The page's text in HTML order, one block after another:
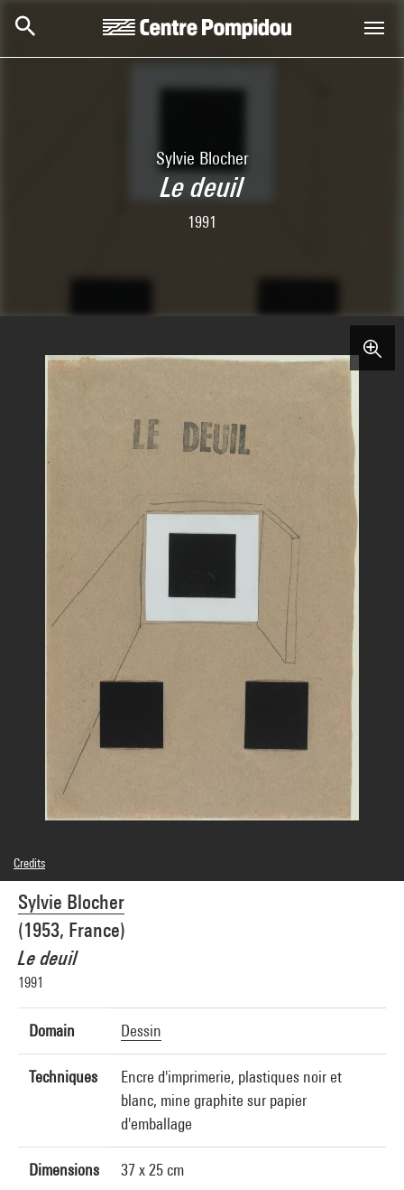
Sylvie Blocher
Le deuil
1991
Sylvie Blocher
(1953, France)
Le deuil
1991
Domain Dessin
Techniques
Encre d'imprimerie, plastiques noir et
blanc, mine graphite sur papier
d'emballage
Dimensions 37 x 25 cm
Credits
© Adagp, Paris
Photo credits : Centre Pompidou, MNAM-CCI/Service de la documentation
photographique du MNAM/Dist. GrandPalaisRmn
Image reference : 4N01381
Image presentation :